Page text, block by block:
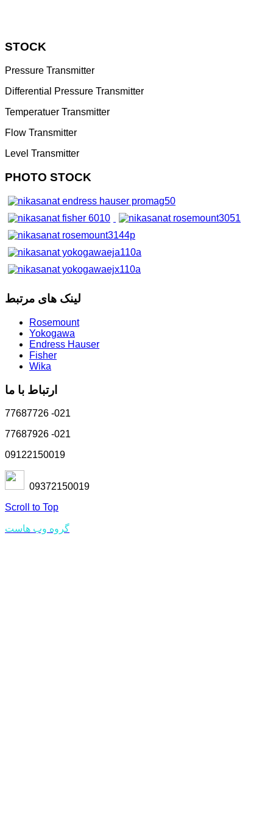
STOCK
Pressure Transmitter
Differential Pressure Transmitter
Temperatuer Transmitter
Flow Transmitter
Level Transmitter
PHOTO STOCK
لینک های مرتبط
Rosemount
Yokogawa
Endress Hauser
Fisher
Wika
ارتباط با ما
77687726 -021
77687926 -021
09122150019
09372150019
Scroll to Top
گروه وب هاست